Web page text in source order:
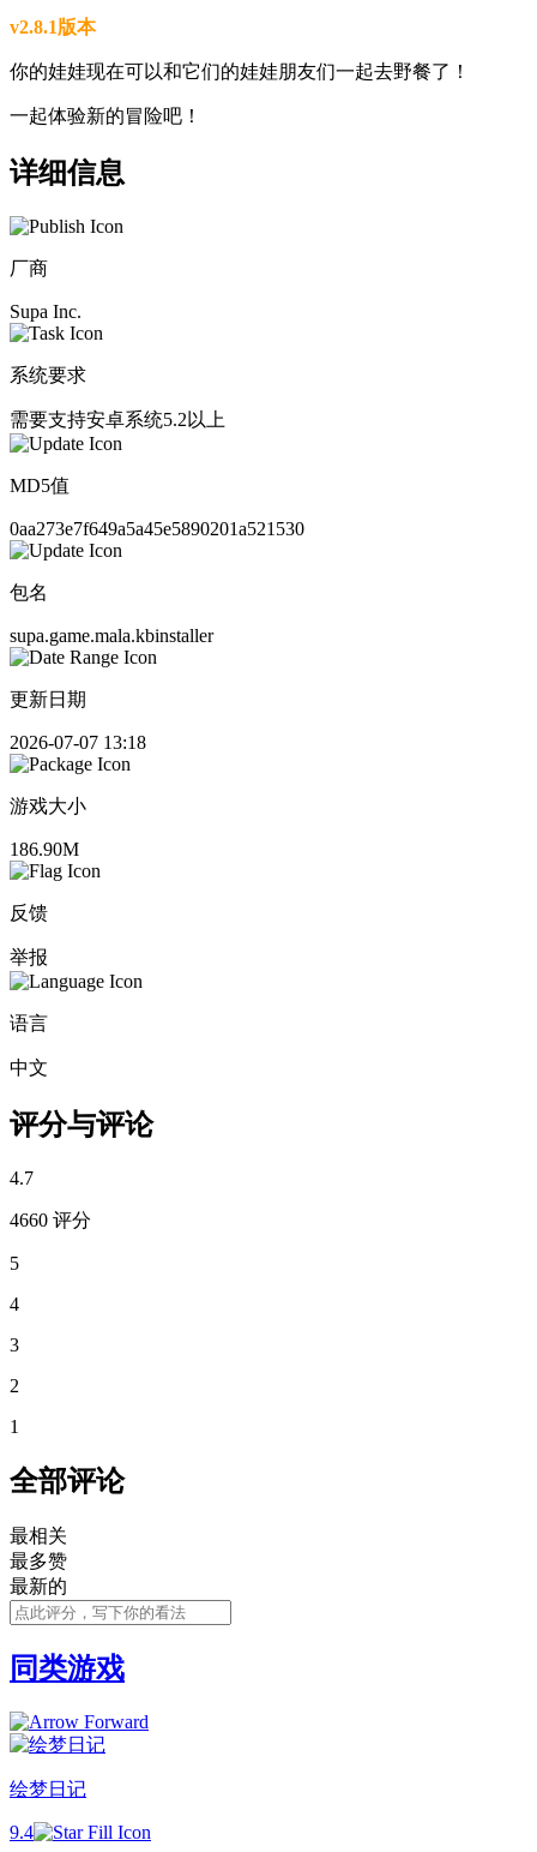
v2.8.1版本
你的娃娃现在可以和它们的娃娃朋友们一起去野餐了！
一起体验新的冒险吧！
详细信息
厂商
Supa Inc.
系统要求
需要支持安卓系统5.2以上
MD5值
0aa273e7f649a5a45e5890201a521530
包名
supa.game.mala.kbinstaller
更新日期
2026-07-07 13:18
游戏大小
186.90M
反馈
举报
语言
中文
评分与评论
4.7
4660 评分
5
4
3
2
1
全部评论
最相关
最多赞
最新的
同类游戏
绘梦日记
9.4